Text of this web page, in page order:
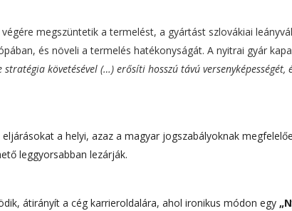
megszüntetik a termelést, a gyártást szlovákiai
és növeli a termelés hatékonyságát. A nyitrai gyár
stratégia követésével (…) erősíti hosszú távú versenyképességét,
a helyi, azaz a magyar jogszabályoknak
leggyorsabban lezárják.
átirányít a cég karrieroldalára, ahol ironikus módon egy